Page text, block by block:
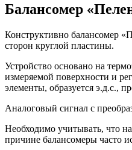
Балансомер
Конструктивно балансомер
сторон круглой пластины.
Устройство основано на
измеряемой поверхности и
элементы, образуется э.д.с.,
Аналоговый сигнал с
Необходимо учитывать, что
причине балансомеры часто